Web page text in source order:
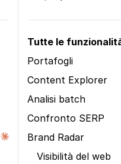
Tutte le
Portafogli
Content Explorer
Analisi batch
Confronto SERP
Brand Radar
Visibilità del web